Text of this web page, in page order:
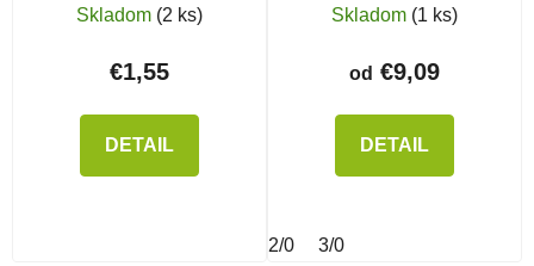
Skladom (2 ks)
€1,55
DETAIL
Skladom (1 ks)
od €9,09
DETAIL
2/0 3/0